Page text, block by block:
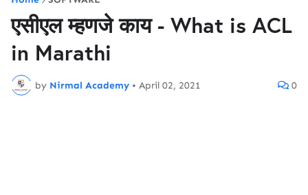
एसीएल म्हणजे काय - What is ACL
in Marathi
by Nirmal Academy • April 02, 2021 0